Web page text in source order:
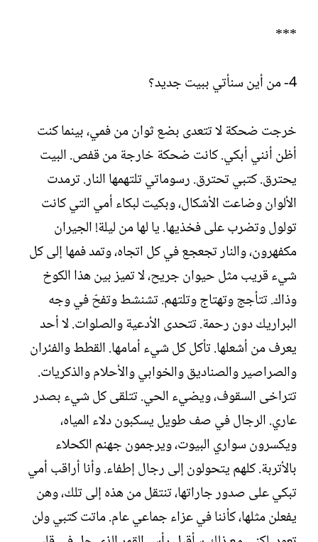
***
4- من أين سنأتي ببيت جديد؟
خرجت ضحكة لا تتعدى بضع ثوان من فمي، بينما كنت
أظن أنني أبكي. كانت ضحكة خارجة من قفص. البيت
يحترق. كتبي تحترق. رسوماتي تلتهمها النار. ترمدت
الألوان وضاعت الأشكال، وبكيت لبكاء أمي التي كانت
تولول وتضرب على فخذيها. يا لها من ليلة! الجيران
مكفهرون، والنار تجعجع في كل اتجاه، وتمد فمها إلى كل
شيء قريب مثل حيوان جريح، لا تميز بين هذا الكوخ
وذاك. تتأجج وتهتاج وتلتهم. تشنشط وتفحّ في وجه
البراريك دون رحمة. تتحدى الأدعية والصلوات. لا أحد
يعرف من أشعلها. تأكل كل شيء أمامها. القطط والفئران
والصراصير والصناديق والخوابي والأحلام والذكريات.
تتراخى السقوف، ويضيء الحي. تتلقى كل شيء بصدر
عاري. الرجال في صف طويل يسكبون دلاء المياه،
ويكسرون سواري البيوت، ويرجمون جهنم الكحلاء
بالأتربة. كلهم يتحولون إلى رجال إطفاء. وأنا أراقب أمي
تبكي على صدور جاراتها، تنتقل من هذه إلى تلك، وهن
يفعلن مثلها، كأننا في عزاء جماعي عام. ماتت كتبي ولن